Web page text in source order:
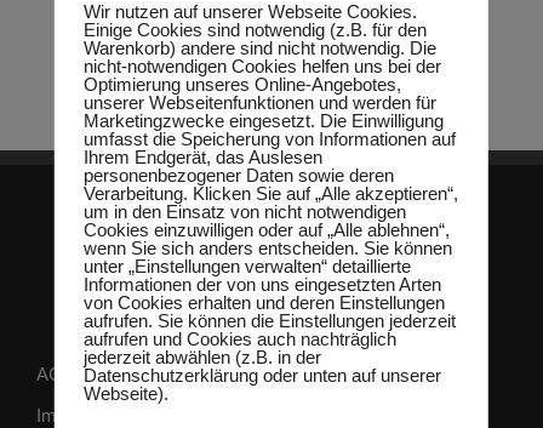
AGB
Impressum
Wir nutzen auf unserer Webseite Cookies.
Einige Cookies sind notwendig (z.B. für den
Warenkorb) andere sind nicht notwendig. Die
nicht-notwendigen Cookies helfen uns bei der
Optimierung unseres Online-Angebotes,
unserer Webseitenfunktionen und werden für
Marketingzwecke eingesetzt. Die Einwilligung
umfasst die Speicherung von Informationen auf
Ihrem Endgerät, das Auslesen
personenbezogener Daten sowie deren
Verarbeitung. Klicken Sie auf „Alle akzeptieren“,
um in den Einsatz von nicht notwendigen
Cookies einzuwilligen oder auf „Alle ablehnen“,
wenn Sie sich anders entscheiden. Sie können
unter „Einstellungen verwalten“ detaillierte
Informationen der von uns eingesetzten Arten
von Cookies erhalten und deren Einstellungen
aufrufen. Sie können die Einstellungen jederzeit
aufrufen und Cookies auch nachträglich
jederzeit abwählen (z.B. in der
Datenschutzerklärung oder unten auf unserer
Webseite).